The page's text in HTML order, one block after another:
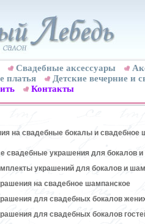
Свадебные аксессуары
платья
Детские вечерние и
Контакты
на свадебные бокалы и свадебное
свадебные украшения для бокалов
украшений для бокалов и
на свадебное шампанское
для свадебных бокалов
для свадебных бокалов